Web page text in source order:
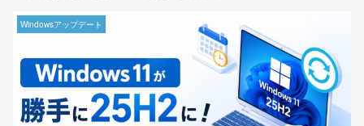
Windowsアップデート